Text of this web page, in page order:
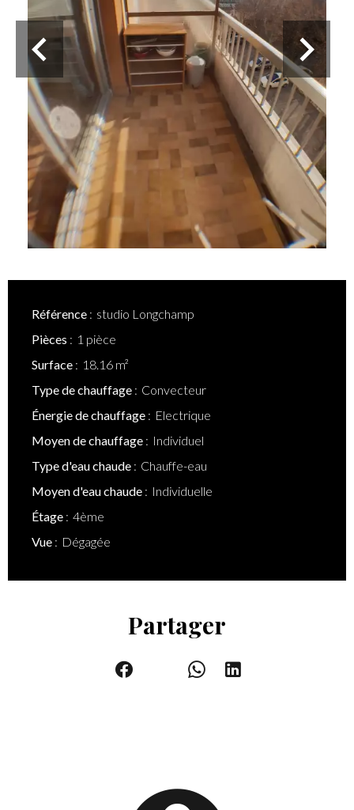
Référence
studio Longchamp
Pièces
1 pièce
Surface
18.16 m²
Type de chauffage
Convecteur
Énergie de chauffage
Electrique
Moyen de chauffage
Individuel
Type d'eau chaude
Chauffe-eau
Moyen d'eau chaude
Individuelle
Étage
4ème
Vue
Dégagée
Partager